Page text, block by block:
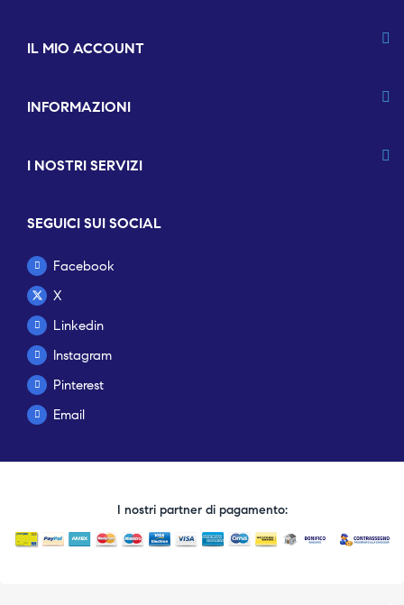
IL MIO ACCOUNT
INFORMAZIONI
I NOSTRI SERVIZI
SEGUICI SUI SOCIAL
Facebook
X
Linkedin
Instagram
Pinterest
Email
I nostri partner di pagamento: